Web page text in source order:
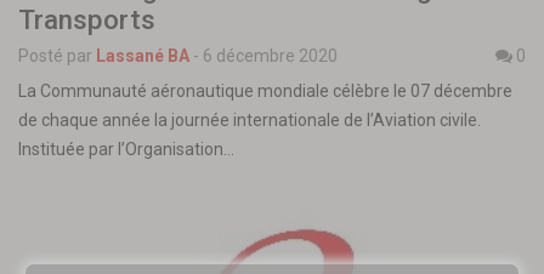
Transports
Posté par Lassané BA - 6 décembre 2020
0
La Communauté aéronautique mondiale célèbre le 07 décembre
de chaque année la journée internationale de l’Aviation civile.
Instituée par l’Organisation…